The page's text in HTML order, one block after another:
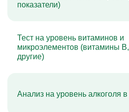
показатели)
Тест на уровень витаминов и
микроэлементов (витамины
другие)
Анализ на уровень алкоголя в